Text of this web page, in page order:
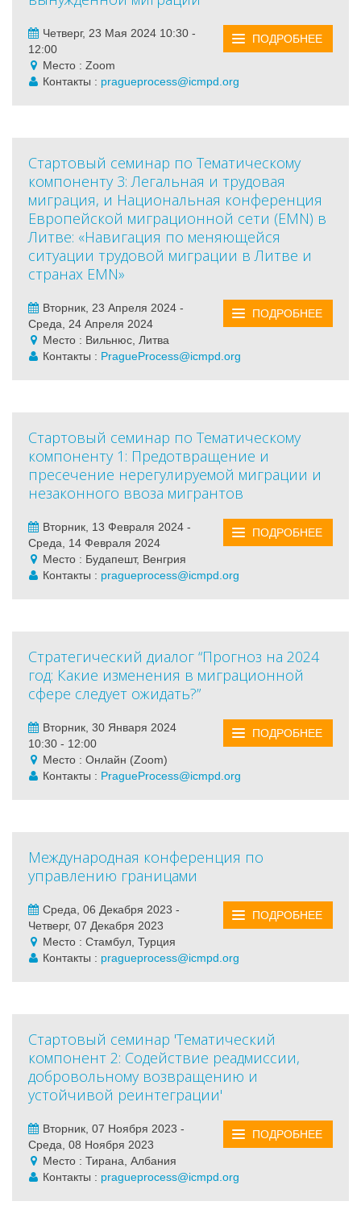
ПОДРОБНЕЕ
Четверг, 23 Мая 2024 10:30 -
12:00
Место : Zoom
Контакты : pragueprocess@icmpd.org
Стартовый семинар по Тематическому
компоненту 3: Легальная и трудовая
миграция, и Национальная конференция
Европейской миграционной сети (EMN) в
Литве: «Навигация по меняющейся
ситуации трудовой миграции в Литве и
странах EMN»
ПОДРОБНЕЕ
Вторник, 23 Апреля 2024 -
Среда, 24 Апреля 2024
Место : Вильнюс, Литва
Контакты : PragueProcess@icmpd.org
Стартовый семинар по Тематическому
компоненту 1: Предотвращение и
пресечение нерегулируемой миграции и
незаконного ввоза мигрантов
ПОДРОБНЕЕ
Вторник, 13 Февраля 2024 -
Среда, 14 Февраля 2024
Место : Будапешт, Венгрия
Контакты : pragueprocess@icmpd.org
Стратегический диалог “Прогноз на 2024
год: Какие изменения в миграционной
сфере следует ожидать?”
ПОДРОБНЕЕ
Вторник, 30 Января 2024
10:30 - 12:00
Место : Онлайн (Zoom)
Контакты : PragueProcess@icmpd.org
Международная конференция по
управлению границами
ПОДРОБНЕЕ
Среда, 06 Декабря 2023 -
Четверг, 07 Декабря 2023
Место : Стамбул, Турция
Контакты : pragueprocess@icmpd.org
Стартовый семинар 'Тематический
компонент 2: Содействие реадмиссии,
добровольному возвращению и
устойчивой реинтеграции'
ПОДРОБНЕЕ
Вторник, 07 Ноября 2023 -
Среда, 08 Ноября 2023
Место : Тирана, Албания
Контакты : pragueprocess@icmpd.org